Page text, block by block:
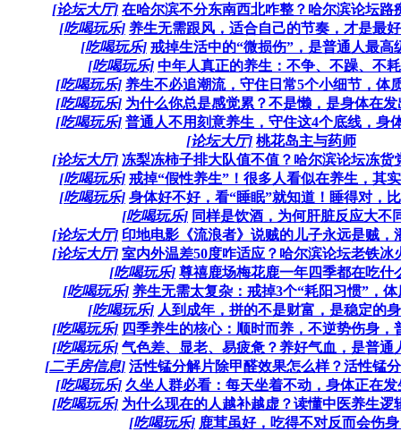
[论坛大厅] 在哈尔滨不分东南西北咋整？哈尔滨论坛路
[吃喝玩乐] 养生无需跟风，适合自己的节奏，才是最
[吃喝玩乐] 戒掉生活中的“微损伤”，是普通人最高
[吃喝玩乐] 中年人真正的养生：不争、不躁、不
[吃喝玩乐] 养生不必追潮流，守住日常5个小细节，体
[吃喝玩乐] 为什么你总是感觉累？不是懒，是身体在发
[吃喝玩乐] 普通人不用刻意养生，守住这4个底线，身
[论坛大厅] 桃花岛主与药师
[论坛大厅] 冻梨冻柿子排大队值不值？哈尔滨论坛冻货
[吃喝玩乐] 戒掉“假性养生”！很多人看似在养生，其
[吃喝玩乐] 身体好不好，看“睡眠”就知道！睡得对，
[吃喝玩乐] 同样是饮酒，为何肝脏反应大不
[论坛大厅] 印地电影《流浪者》说贼的儿子永远是贼，
[论坛大厅] 室内外温差50度咋适应？哈尔滨论坛老铁冰
[吃喝玩乐] 尊禧鹿场梅花鹿一年四季都在吃什
[吃喝玩乐] 养生无需太复杂：戒掉3个“耗阳习惯”，
[吃喝玩乐] 人到成年，拼的不是财富，是稳定的
[吃喝玩乐] 四季养生的核心：顺时而养，不逆势伤身，
[吃喝玩乐] 气色差、显老、易疲惫？养好气血，是普通
[二手房信息] 活性锰分解片除甲醛效果怎么样？活性锰
[吃喝玩乐] 久坐人群必看：每天坐着不动，身体正在发
[吃喝玩乐] 为什么现在的人越补越虚？读懂中医养生逻
[吃喝玩乐] 鹿茸虽好，吃得不对反而会伤